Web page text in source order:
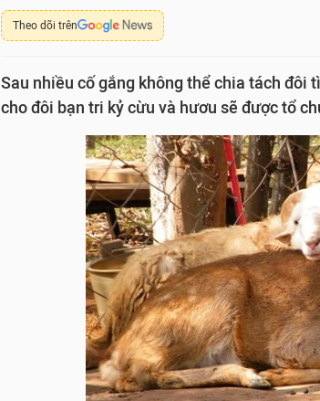
Theo dõi trên
Sau nhiều cố gắng không thể chia tách đôi
cho đôi bạn tri kỷ cừu và hươu sẽ được tổ